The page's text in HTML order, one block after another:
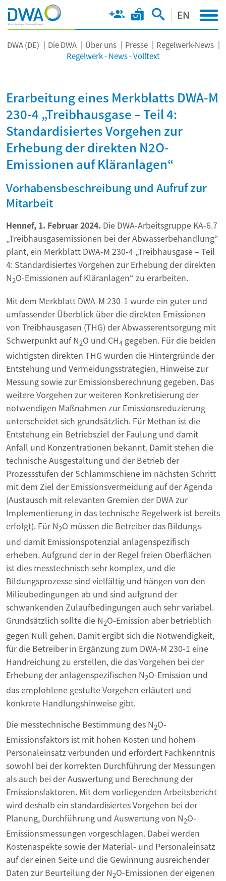
EN
DWA (DE) Die DWA Über uns Presse
Regelwerk-News
Regelwerk - News - Volltext
Erarbeitung eines Merkblatts DWA-M
230-4 „Treibhausgase – Teil 4:
Standardisiertes Vorgehen zur
Erhebung der direkten N2O-
Emissionen auf Kläranlagen“
Vorhabensbeschreibung und Aufruf zur
Mitarbeit
Hennef, 1. Februar 2024. Die DWA-Arbeitsgruppe KA-6.7
„Treibhausgasemissionen bei der Abwasserbehandlung“
plant, ein Merkblatt DWA-M 230-4 „Treibhausgase – Teil
4: Standardisiertes Vorgehen zur Erhebung der direkten
N2O-Emissionen auf Kläranlagen“ zu erarbeiten.
Mit dem Merkblatt DWA-M 230-1 wurde ein guter und
umfassender Überblick über die direkten Emissionen
von Treibhausgasen (THG) der Abwasserentsorgung mit
Schwerpunkt auf N2O und CH4 gegeben. Für die beiden
wichtigsten direkten THG wurden die Hintergründe der
Entstehung und Vermeidungsstrategien, Hinweise zur
Messung sowie zur Emissionsberechnung gegeben. Das
weitere Vorgehen zur weiteren Konkretisierung der
notwendigen Maßnahmen zur Emissionsreduzierung
unterscheidet sich grundsätzlich. Für Methan ist die
Entstehung ein Betriebsziel der Faulung und damit
Anfall und Konzentrationen bekannt. Damit stehen die
technische Ausgestaltung und der Betrieb der
Prozessstufen der Schlammschiene im nächsten Schritt
mit dem Ziel der Emissionsvermeidung auf der Agenda
(Austausch mit relevanten Gremien der DWA zur
Implementierung in das technische Regelwerk ist bereits
erfolgt). Für N2O müssen die Betreiber das Bildungs-
und damit Emissionspotenzial anlagenspezifisch
erheben. Aufgrund der in der Regel freien Oberflächen
ist dies messtechnisch sehr komplex, und die
Bildungsprozesse sind vielfältig und hängen von den
Milieubedingungen ab und sind aufgrund der
schwankenden Zulaufbedingungen auch sehr variabel.
Grundsätzlich sollte die N2O-Emission aber betrieblich
gegen Null gehen. Damit ergibt sich die Notwendigkeit,
für die Betreiber in Ergänzung zum DWA-M 230-1 eine
Handreichung zu erstellen, die das Vorgehen bei der
Erhebung der anlagenspezifischen N2O-Emission und
das empfohlene gestufte Vorgehen erläutert und
konkrete Handlungshinweise gibt.
Die messtechnische Bestimmung des N2O-
Emissionsfaktors ist mit hohen Kosten und hohem
Personaleinsatz verbunden und erfordert Fachkenntnis
sowohl bei der korrekten Durchführung der Messungen
als auch bei der Auswertung und Berechnung der
Emissionsfaktoren. Mit dem vorliegenden Arbeitsbericht
wird deshalb ein standardisiertes Vorgehen bei der
Planung, Durchführung und Auswertung von N2O-
Emissionsmessungen vorgeschlagen. Dabei werden
Kostenaspekte sowie der Material- und Personaleinsatz
auf der einen Seite und die Gewinnung ausreichender
Daten zur Beurteilung der N2O-Emissionen der eigenen